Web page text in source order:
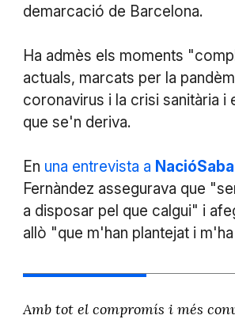
demarcació de Barcelona.
Ha admès els moments
actuals, marcats per la
coronavirus i la crisi sanitària i
que se'n deriva.
En una entrevista a
Fernàndez assegurava que
a disposar pel que calgui" i
allò "que m'han plantejat i
Amb tot el compromís i més